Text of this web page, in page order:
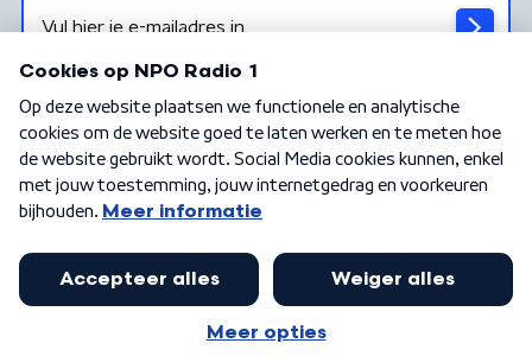
Algemene voorwaarden Privacybeleid